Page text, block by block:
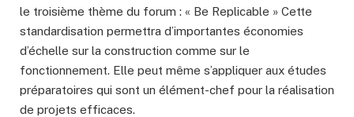
le troisième thème du forum : « Be Replicable » Cette
standardisation permettra d’importantes économies
d’échelle sur la construction comme sur le
fonctionnement. Elle peut même s’appliquer aux études
préparatoires qui sont un élément-chef pour la réalisation
de projets efficaces.